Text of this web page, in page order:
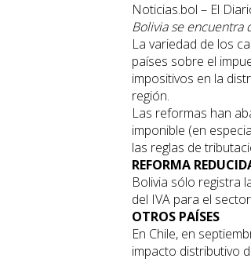
Noticias.bol – El
Bolivia se encuentra
La variedad de los
países sobre el
impositivos en la
región.
Las reformas han
imponible (en
las reglas de
REFORMA
Bolivia sólo registra
del IVA para el
OTROS PAÍSES
En Chile, en
impacto distributivo